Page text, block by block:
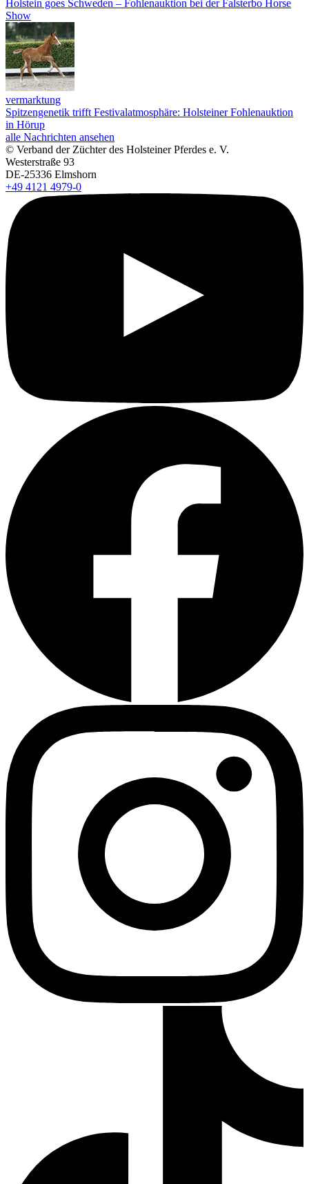
Holstein goes Schweden – Fohlenauktion bei der Falsterbo Horse
Show
vermarktung
Spitzengenetik trifft Festivalatmosphäre: Holsteiner Fohlenauktion
in Hörup
alle Nachrichten ansehen
© Verband der Züchter des Holsteiner Pferdes e. V.
Westerstraße 93
DE-25336 Elmshorn
+49 4121 4979-0